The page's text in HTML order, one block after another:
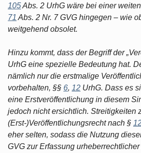
105Abs. 2 UrhG wäre bei einer
71 Abs. 2 Nr. 7 GVG hingegen – wie
weitgehend obsolet.
Hinzu kommt, dass der Begriff der
UrhG eine spezielle Bedeutung hat.
nämlich nur die erstmalige
vorbehalten, §§ 6, 12 UrhG. Dass es
eine Erstveröffentlichung in diesem
jedoch nicht ersichtlich. Streitigkeiten
(Erst-)Veröffentlichungsrecht nach §
eher selten, sodass die Nutzung
GVG zur Erfassung